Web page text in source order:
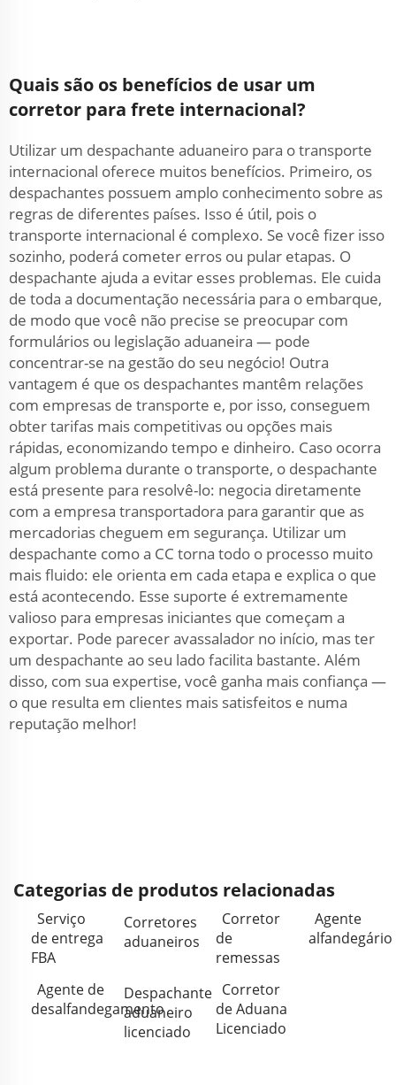
Quais são os benefícios de usar um
corretor para frete internacional?
Utilizar um despachante aduaneiro para o transporte
internacional oferece muitos benefícios. Primeiro, os
despachantes possuem amplo conhecimento sobre as
regras de diferentes países. Isso é útil, pois o
transporte internacional é complexo. Se você fizer isso
sozinho, poderá cometer erros ou pular etapas. O
despachante ajuda a evitar esses problemas. Ele cuida
de toda a documentação necessária para o embarque,
de modo que você não precise se preocupar com
formulários ou legislação aduaneira — pode
concentrar-se na gestão do seu negócio! Outra
vantagem é que os despachantes mantêm relações
com empresas de transporte e, por isso, conseguem
obter tarifas mais competitivas ou opções mais
rápidas, economizando tempo e dinheiro. Caso ocorra
algum problema durante o transporte, o despachante
está presente para resolvê-lo: negocia diretamente
com a empresa transportadora para garantir que as
mercadorias cheguem em segurança. Utilizar um
despachante como a CC torna todo o processo muito
mais fluido: ele orienta em cada etapa e explica o que
está acontecendo. Esse suporte é extremamente
valioso para empresas iniciantes que começam a
exportar. Pode parecer avassalador no início, mas ter
um despachante ao seu lado facilita bastante. Além
disso, com sua expertise, você ganha mais confiança —
o que resulta em clientes mais satisfeitos e numa
reputação melhor!
Categorias de produtos relacionadas
Serviço
de entrega
FBA
Corretores
aduaneiros
Corretor
de
remessas
Agente
alfandegário
Agente de
desalfandegamento
Despachante
aduaneiro
licenciado
Corretor
de Aduana
Licenciado